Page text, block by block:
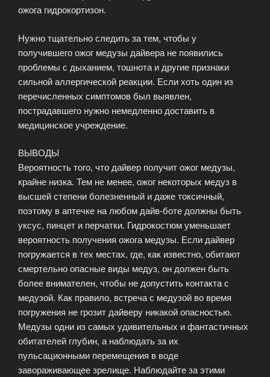
ожога гидрокортизон.
Нужно тщательно следить за тем, чтобы у
получившего ожог медузы дайвера не появились
проблемы с дыханием, тошнота и другие признаки
сильной аллергической реакции. Если хоть один из
перечисленных симптомов был выявлен,
пострадавшего нужно немедленно доставить в
медицинское учреждение.
ВЫВОДЫ
Вероятность того, что дайвер получит ожог медузы,
крайне низка. Тем не менее, ожог некоторых медуз в
высшей степени болезненный и даже токсичный,
поэтому в аптечке на любом дайв-боте должны быть
уксус, пинцет и перчатки. Гидрокостюм уменьшает
вероятность получения ожога медузы. Если дайвер
погружается в тех местах, где, как известно, обитают
смертельно опасные виды медуз, он должен быть
более внимателен, чтобы не допустить контакта с
медузой. Как правило, встреча с медузой во время
погружения не грозит дайверу никакой опасностью.
Медузы одни из самых удивительных и фантастичных
обитателей глубин, а наблюдать за их
пульсационными перемещения в воде
завораживающее зрелище. Наблюдайте за этими